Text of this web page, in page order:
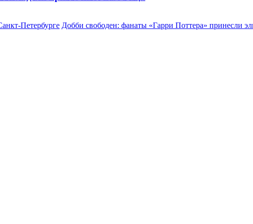
Петербурге Добби свободен: фанаты «Гарри Поттера» принесли